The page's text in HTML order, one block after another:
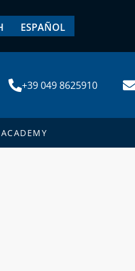
ESPAÑOL
+39 049 8625910
ACADEMY